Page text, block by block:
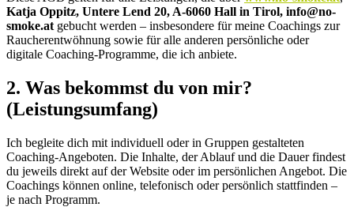
Katja Oppitz, Untere Lend 20, A-6060 Hall in Tirol, info@no-
smoke.at gebucht werden – insbesondere für meine Coachings zur
Raucherentwöhnung sowie für alle anderen persönliche oder
digitale Coaching-Programme, die ich anbiete.
2. Was bekommst du von mir?
(Leistungsumfang)
Ich begleite dich mit individuell oder in Gruppen gestalteten
Coaching-Angeboten. Die Inhalte, der Ablauf und die Dauer findest
du jeweils direkt auf der Website oder im persönlichen Angebot. Die
Coachings können online, telefonisch oder persönlich stattfinden –
je nach Programm.